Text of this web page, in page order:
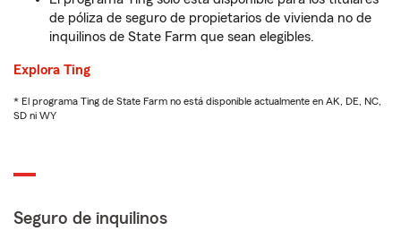
de póliza de seguro de propietarios de vivienda no de
inquilinos de State Farm que sean elegibles.
Explora Ting
* El programa Ting de State Farm no está disponible actualmente en AK, DE, NC,
SD ni WY
Seguro de inquilinos